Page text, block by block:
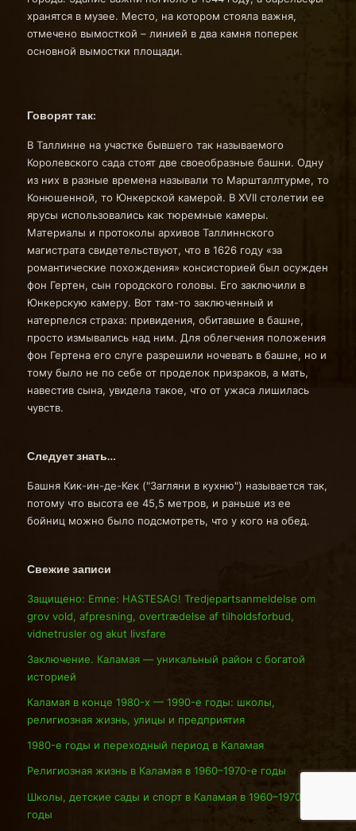
хранятся в музее. Место, на котором стояла важня,
отмечено вымосткой – линией в два камня поперек
основной вымостки площади.
Говорят так:
В Таллинне на участке бывшего так называемого
Королевского сада стоят две своеобразные башни. Одну
из них в разные времена называли то Маршталлтурме, то
Конюшенной, то Юнкерской камерой. В XVII столетии ее
ярусы использовались как тюремные камеры.
Материалы и протоколы архивов Таллиннского
магистрата свидетельствуют, что в 1626 году «за
романтические похождения» консисторией был осужден
фон Гертен, сын городского головы. Его заключили в
Юнкерскую камеру. Вот там-то заключенный и
натерпелся страха: привидения, обитавшие в башне,
просто измывались над ним. Для облегчения положения
фон Гертена его слуге разрешили ночевать в башне, но и
тому было не по себе от проделок призраков, а мать,
навестив сына, увидела такое, что от ужаса лишилась
чувств.
Следует знать…
Башня Кик-ин-де-Кек ("Загляни в кухню") называется так,
потому что высота ее 45,5 метров, и раньше из ее
бойниц можно было подсмотреть, что у кого на обед.
Свежие записи
Защищено: Emne: HASTESAG! Tredjepartsanmeldelse om
grov vold, afpresning, overtrædelse af tilholdsforbud,
vidnetrusler og akut livsfare
Заключение. Каламая — уникальный район с богатой
историей
Каламая в конце 1980-х — 1990-е годы: школы,
религиозная жизнь, улицы и предприятия
1980-е годы и переходный период в Каламая
Религиозная жизнь в Каламая в 1960–1970-е годы
Школы, детские сады и спорт в Каламая в 1960–1970-е
годы